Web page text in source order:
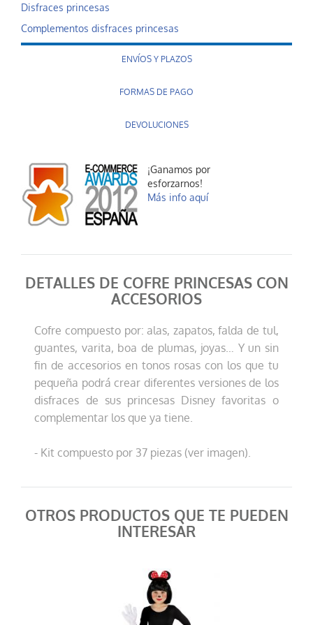
Disfraces princesas
Complementos disfraces princesas
ENVÍOS Y PLAZOS
FORMAS DE PAGO
DEVOLUCIONES
¡Ganamos por
esforzarnos!
Más info aquí
DETALLES DE COFRE PRINCESAS CON
ACCESORIOS
Cofre compuesto por: alas, zapatos, falda de tul,
guantes, varita, boa de plumas, joyas… Y un sin
fin de accesorios en tonos rosas con los que tu
pequeña podrá crear diferentes versiones de los
disfraces de sus princesas Disney favoritas o
complementar los que ya tiene.
- Kit compuesto por 37 piezas (ver imagen).
OTROS PRODUCTOS QUE TE PUEDEN
INTERESAR